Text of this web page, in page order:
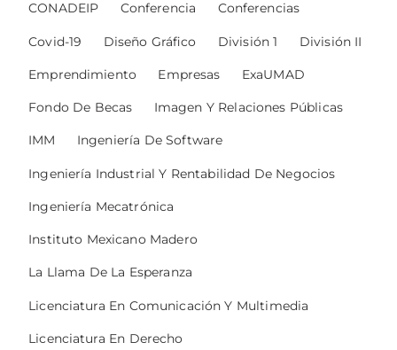
CONADEIP Conferencia Conferencias
Covid-19 Diseño Gráfico División 1 División II
Emprendimiento Empresas ExaUMAD
Fondo De Becas Imagen Y Relaciones Públicas
IMM Ingeniería De Software
Ingeniería Industrial Y Rentabilidad De Negocios
Ingeniería Mecatrónica
Instituto Mexicano Madero
La Llama De La Esperanza
Licenciatura En Comunicación Y Multimedia
Licenciatura En Derecho